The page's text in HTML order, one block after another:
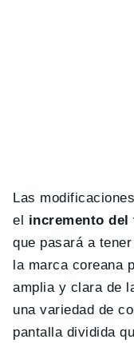
Las
el incremento del
que pasará a
la marca coreana
amplia y clara de
una variedad de
pantalla dividida